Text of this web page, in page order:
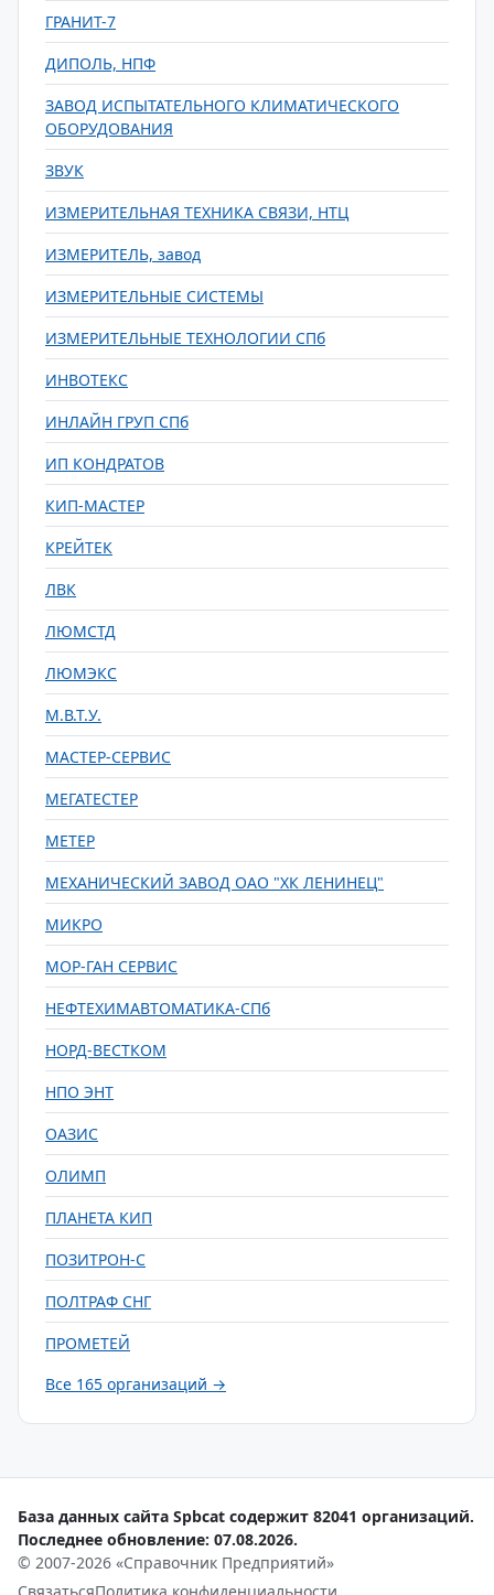
ГРАНИТ-7
ДИПОЛЬ, НПФ
ЗАВОД ИСПЫТАТЕЛЬНОГО КЛИМАТИЧЕСКОГО
ОБОРУДОВАНИЯ
ЗВУК
ИЗМЕРИТЕЛЬНАЯ ТЕХНИКА СВЯЗИ, НТЦ
ИЗМЕРИТЕЛЬ, завод
ИЗМЕРИТЕЛЬНЫЕ СИСТЕМЫ
ИЗМЕРИТЕЛЬНЫЕ ТЕХНОЛОГИИ СПб
ИНВОТЕКС
ИНЛАЙН ГРУП СПб
ИП КОНДРАТОВ
КИП-МАСТЕР
КРЕЙТЕК
ЛВК
ЛЮМСТД
ЛЮМЭКС
М.В.Т.У.
МАСТЕР-СЕРВИС
МЕГАТЕСТЕР
МЕТЕР
МЕХАНИЧЕСКИЙ ЗАВОД ОАО "ХК ЛЕНИНЕЦ"
МИКРО
МОР-ГАН СЕРВИС
НЕФТЕХИМАВТОМАТИКА-СПб
НОРД-ВЕСТКОМ
НПО ЭНТ
ОАЗИС
ОЛИМП
ПЛАНЕТА КИП
ПОЗИТРОН-С
ПОЛТРАФ СНГ
ПРОМЕТЕЙ
Все 165 организаций →
База данных сайта Spbcat содержит 82041 организаций.
Последнее обновление: 07.08.2026.
© 2007-2026 «Справочник Предприятий»